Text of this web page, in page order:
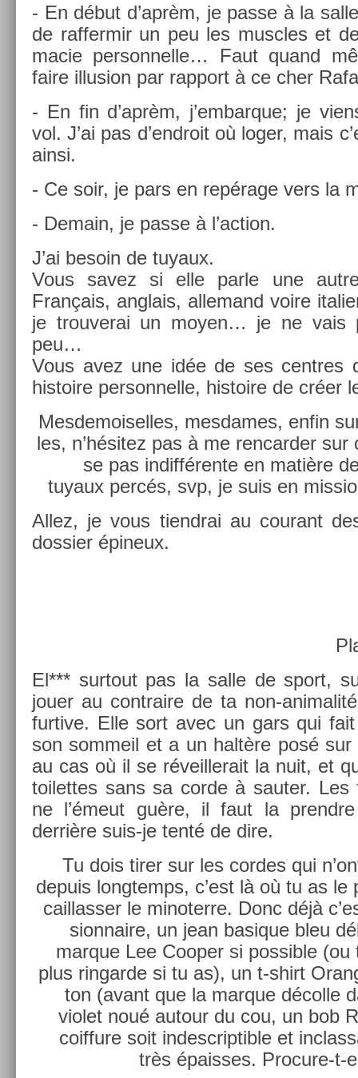
- En début d’aprèm, je passe à la
de raf­fermir un peu les muscles et
macie per­son­nelle… Faut quand
faire il­lus­ion par rap­port à ce cher
- En fin d’aprèm, j’em­barque; je
vol. J’ai pas d’endroit où loger, mais
ainsi.
- Ce soir, je pars en repérage vers la
- De­main, je passe à l’ac­tion.
J’ai be­soin de tuyaux.
Vous savez si elle parle une
Français, an­glais, al­lemand voire
je trouverai un moyen… je ne vais
peu…
Vous avez une idée de ses centres
his­toire per­son­nelle, his­toire de créer
Mes­demoisel­les, mes­dames, enfin
les, n’hésitez pas à me re­ncard­er
se pas in­différen­te en matière
tuyaux percés, svp, je suis en
Allez, je vous tiendrai au co­urant
dos­si­er épineux.
El*** sur­tout pas la salle de sport,
jouer au contra­ire de ta non-
fur­tive. Elle sort avec un gars qui
son som­meil et a un haltère posé
au cas où il se réveil­lerait la nuit, et
toilet­tes sans sa corde à saut­er.
ne l’émeut guère, il faut la
derrière suis-je tenté de dire.
Tu dois tirer sur les cor­des qui
de­puis longtemps, c’est là où tu as le
cail­lass­er le minoter­re. Donc déjà
sion­naire, un jean basique bleu
mar­que Lee Co­op­er si pos­sible
plus rin­garde si tu as), un t-shirt
ton (avant que la mar­que décolle
violet noué auto­ur du cou, un bob
co­if­fure soit in­descrip­tible et
très épais­ses. Procure-t-